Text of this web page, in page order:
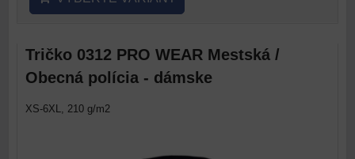
Tričko 0312 PRO WEAR Mestská /
Obecná polícia - dámske
XS-6XL, 210 g/m2